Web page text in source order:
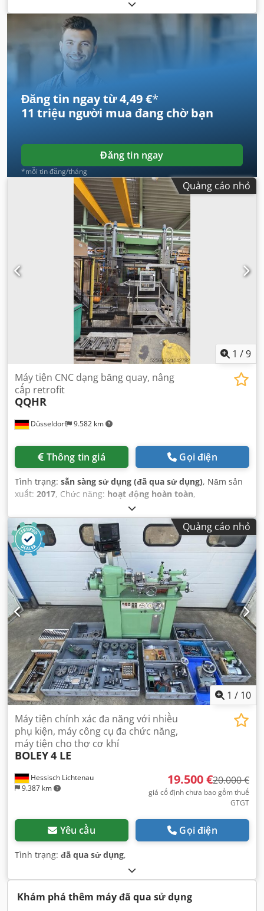
Đăng tin ngay từ 4,49 €*
11 triệu người mua đang chờ bạn
Đăng tin ngay
*mỗi tin đăng/tháng
Quảng cáo nhỏ
1 /9
Düsseldorf 9.582 km
Máy tiện CNC dạng băng quay, nâng
cấp retrofit
QQHR
Thông tin giá Gọi điện
Tình trạng: sẵn sàng sử dụng (đã qua sử dụng), Năm sản
xuất: 2017, Chức năng: hoạt động hoàn toàn,
Quảng cáo nhỏ
1 / 10
Hessisch Lichtenau
9.387 km
Máy tiện chính xác đa năng với nhiều
phụ kiện, máy công cụ đa chức năng,
máy tiện cho thợ cơ khí
BOLEY4 LE
19.500 €20.000 €
giá cố định chưa bao gồm thuế
GTGT
Yêu cầu Gọi điện
Tình trạng: đã qua sử dụng,
Khám phá thêm máy đã qua sử dụng